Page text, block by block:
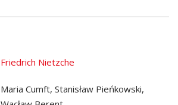
Friedrich Nietzche
Maria Cumft, Stanisław Pieńkowski,